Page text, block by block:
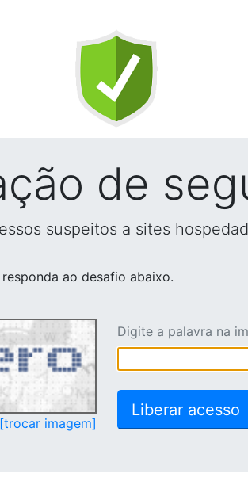
de
suspeitos a sites
responda ao desafio abaixo.
[trocar imagem]
Digite a palavra na